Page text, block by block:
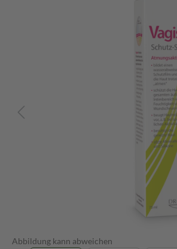
Abbildung kann abweichen